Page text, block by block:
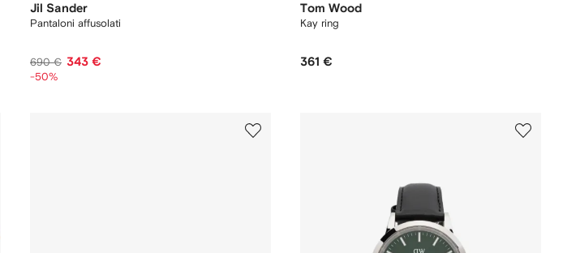
Jil Sander
Pantaloni affusolati
690 € 343 €
-50%
Tom Wood
Kay ring
361 €